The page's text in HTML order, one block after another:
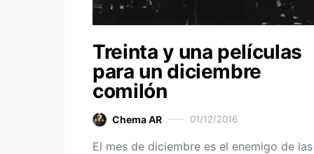
Treinta y una películas
para un diciembre
comilón
Chema AR 01/12/2016
El mes de diciembre es el enemigo de las